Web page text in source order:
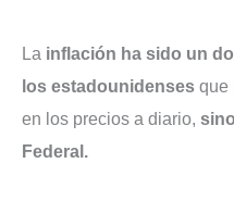
La inflación ha sido un
los estadounidenses que
en los precios a diario,
Federal.